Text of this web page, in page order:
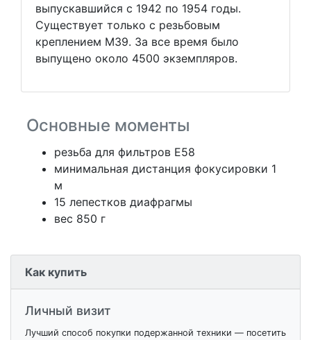
выпускавшийся с 1942 по 1954 годы.
Существует только с резьбовым
креплением М39. За все время было
выпущено около 4500 экземпляров.
Основные моменты
резьба для фильтров E58
минимальная дистанция фокусировки 1
м
15 лепестков диафрагмы
вес 850 г
Как купить
Личный визит
Лучший способ покупки подержанной техники — посетить